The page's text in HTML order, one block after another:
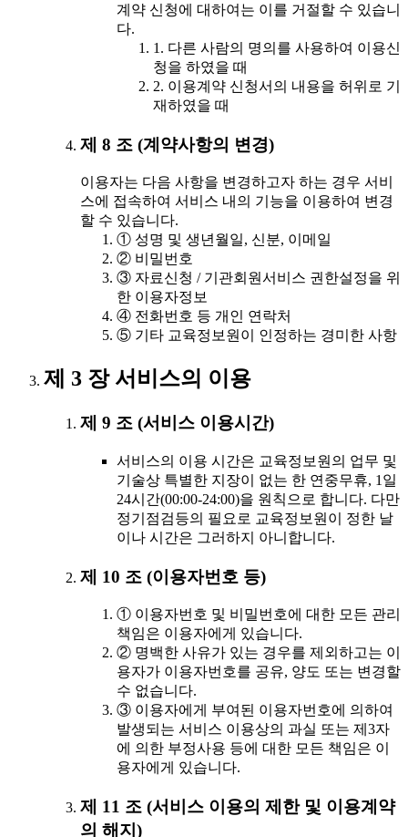
계약 신청에 대하여는 이를 거절할 수 있습니
다.
1. 다른 사람의 명의를 사용하여 이용신
청을 하였을 때
2. 이용계약 신청서의 내용을 허위로 기
재하였을 때
제 8 조 (계약사항의 변경)
이용자는 다음 사항을 변경하고자 하는 경우 서비
스에 접속하여 서비스 내의 기능을 이용하여 변경
할 수 있습니다.
① 성명 및 생년월일, 신분, 이메일
② 비밀번호
③ 자료신청 / 기관회원서비스 권한설정을 위
한 이용자정보
④ 전화번호 등 개인 연락처
⑤ 기타 교육정보원이 인정하는 경미한 사항
제 3 장 서비스의 이용
제 9 조 (서비스 이용시간)
서비스의 이용 시간은 교육정보원의 업무 및
기술상 특별한 지장이 없는 한 연중무휴, 1일
24시간(00:00-24:00)을 원칙으로 합니다. 다만
정기점검등의 필요로 교육정보원이 정한 날
이나 시간은 그러하지 아니합니다.
제 10 조 (이용자번호 등)
① 이용자번호 및 비밀번호에 대한 모든 관리
책임은 이용자에게 있습니다.
② 명백한 사유가 있는 경우를 제외하고는 이
용자가 이용자번호를 공유, 양도 또는 변경할
수 없습니다.
③ 이용자에게 부여된 이용자번호에 의하여
발생되는 서비스 이용상의 과실 또는 제3자
에 의한 부정사용 등에 대한 모든 책임은 이
용자에게 있습니다.
제 11 조 (서비스 이용의 제한 및 이용계약
의 해지)